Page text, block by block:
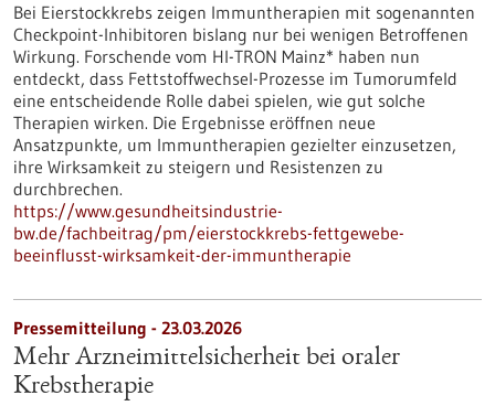
Bei Eierstockkrebs zeigen Immuntherapien mit sogenannten
Checkpoint-Inhibitoren bislang nur bei wenigen Betroffenen
Wirkung. Forschende vom HI-TRON Mainz* haben nun
entdeckt, dass Fettstoffwechsel-Prozesse im Tumorumfeld
eine entscheidende Rolle dabei spielen, wie gut solche
Therapien wirken. Die Ergebnisse eröffnen neue
Ansatzpunkte, um Immuntherapien gezielter einzusetzen,
ihre Wirksamkeit zu steigern und Resistenzen zu
durchbrechen.
https://www.gesundheitsindustrie-
bw.de/fachbeitrag/pm/eierstockkrebs-fettgewebe-
beeinflusst-wirksamkeit-der-immuntherapie
Pressemitteilung - 23.03.2026
Mehr Arzneimittelsicherheit bei oraler
Krebstherapie